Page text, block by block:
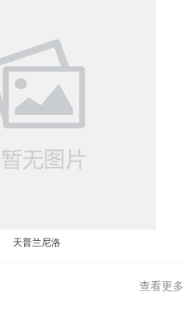
天普兰尼洛
查看更多